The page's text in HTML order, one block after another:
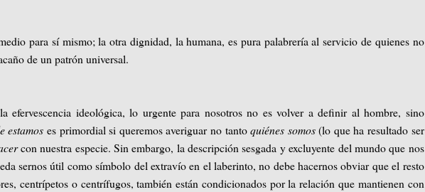
para sí mismo; la otra dignidad, la humana, es pura palabrería al servicio de quienes no
de un patrón universal.
efervescencia ideológica, lo urgente para nosotros no es volver a definir al hombre, sino
estamos es primordial si queremos averiguar no tantoquiénes somos(lo que ha resultado ser
con nuestra especie. Sin embargo, la descripción sesgada y excluyente del mundo que nos
sernos útil como símbolo del extravío en el laberinto, no debe hacernos obviar que el resto
centrípetos o centrífugos, también están condicionados por la relación que mantienen con